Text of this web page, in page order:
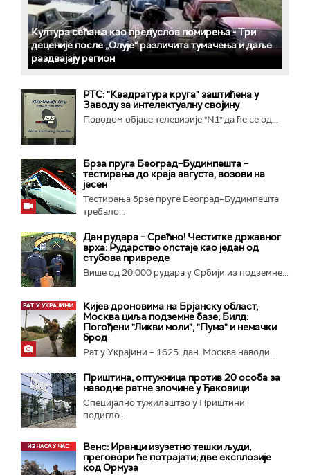
Култура сећања као предуслов помирења ­- Три
деценије после „Олује“ различита тумачења и даље
раздвајају регион
РТС: "Квадратура круга" заштићена у
Заводу за интелектуалну својину
Поводом објаве телевизије "N1" да ће се од...
Брза пруга Београд–Будимпешта –
тестирања до краја августа, возови на
јесен
Тестирања брзе пруге Београд–Будимпешта
требало...
Дан рудара – Срећно! Честитке државног
врха: Рударство опстаје као један од
стубова привреде
Више од 20.000 рудара у Србији из подземне...
Кијев дроновима на Брјанску област,
Москва циља подземне базе; Билд:
Погођени "Ликви моли", "Пума" и немачки
брод
Рат у Украјини – 1625. дан. Москва наводи...
Приштина, оптужница против 20 особа за
наводне ратне злочине у Ђаковици
Специјално тужилаштво у Приштини
подигло...
Венс: Иранци изузетно тешки људи,
преговори ће потрајати; две експлозије
код Ормуза